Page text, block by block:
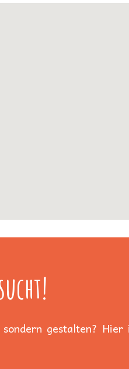
gestalten? Hier